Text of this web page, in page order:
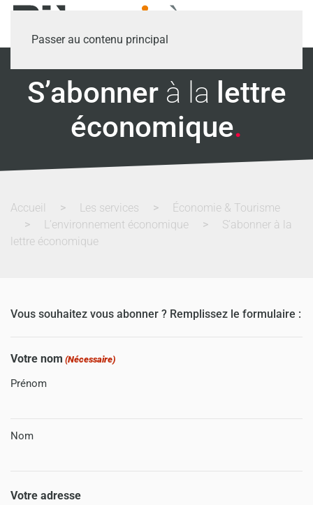
Passer au contenu principal
S’abonnerà la lettre
économique.
Accueil Les services
Économie & Tourisme
L’environnement économique
S’abonner à la
lettre économique
Vous souhaitez vous abonner ? Remplissez le formulaire :
Votre nom (Nécessaire)
Prénom
Nom
Votre adresse